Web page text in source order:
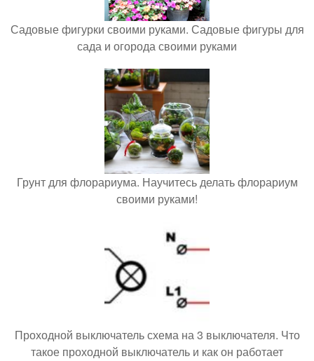
Садовые фигурки своими руками. Садовые фигуры для
сада и огорода своими руками
Грунт для флорариума. Научитесь делать флорариум
своими руками!
Проходной выключатель схема на 3 выключателя. Что
такое проходной выключатель и как он работает